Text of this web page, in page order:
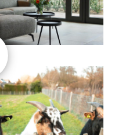
9,5 op grote
en
de B&B
van een historisch
in het Geuldal
omschreven. Het